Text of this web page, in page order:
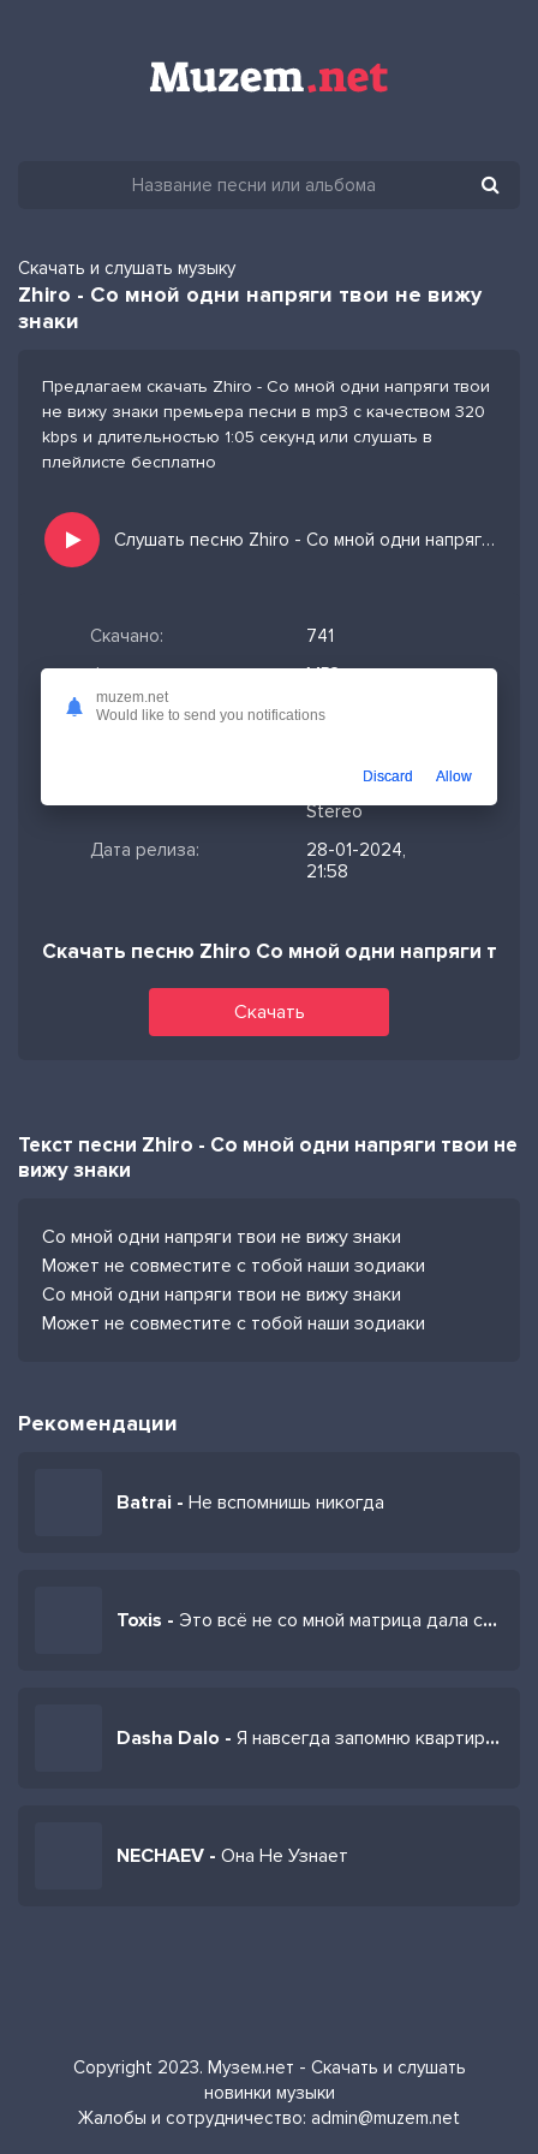
Скачать и слушать музыку
Zhiro - Со мной одни напряги твои не вижу
знаки
Предлагаем скачать Zhiro - Со мной одни напряги твои
не вижу знаки премьера песни в mp3 с качеством 320
kbps и длительностью 1:05 секунд или слушать в
плейлисте бесплатно
Слушать песню Zhiro - Со мной одни напряги твои не вижу знаки и добавить в избранных
Скачано:
741
Формат:
MP3
Длительность:
1:05
Stereo
Дата релиза:
28-01-2024,
21:58
Скачать песню Zhiro Со мной одни напряги
Скачать
Текст песни Zhiro - Со мной одни напряги твои не
вижу знаки
Со мной одни напряги твои не вижу знаки
Может не совместите с тобой наши зодиаки
Со мной одни напряги твои не вижу знаки
Может не совместите с тобой наши зодиаки
Рекомендации
Batrai - Не вспомнишь никогда
Toxis - Это всё не со мной матрица дала сбой
Dasha Dalo - Я навсегда запомню квартиру где мы одни
NECHAEV - Она Не Узнает
Copyright 2023. Музем.нет - Скачать и слушать
новинки музыки
Жалобы и сотрудничество: admin@muzem.net
muzem.net
Would like to send you notifications
Discard Allow